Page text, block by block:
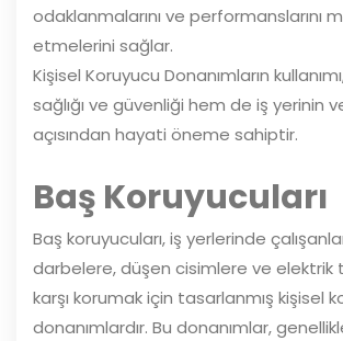
odaklanmalarını ve performanslarını
etmelerini sağlar.
Kişisel Koruyucu Donanımların
sağlığı ve güvenliği hem de iş yerinin
açısından hayati öneme sahiptir.
Baş Koruyucuları
Baş koruyucuları, iş yerlerinde
darbelere, düşen cisimlere ve elektrik
karşı korumak için tasarlanmış kişisel
donanımlardır. Bu donanımlar,